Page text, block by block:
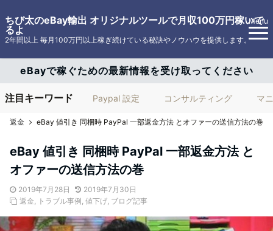
ちび太のeBay輸出 オリジナルツールで月収100万円稼いで
るよ
2年間以上 毎月100万円以上稼ぎ続けている秘訣やノウハウを提供します。
Menu
eBayで稼ぐための最新情報を受け取ってください
注目キーワード Paypal 設定 コンサルティング マ
返金 eBay 値引き 同梱時 PayPal 一部返金方法 とオファーの送信方法の巻
eBay 値引き 同梱時 PayPal 一部返金方法 と
オファーの送信方法の巻
2019年7月28日
2019年7月30日
返金, トラブル事例, 値下げ, ブログ記事